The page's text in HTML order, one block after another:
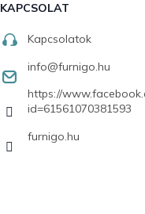
KAPCSOLAT
Kapcsolatok
info@furnigo.hu
https://
id=61561070381593
furnigo.hu